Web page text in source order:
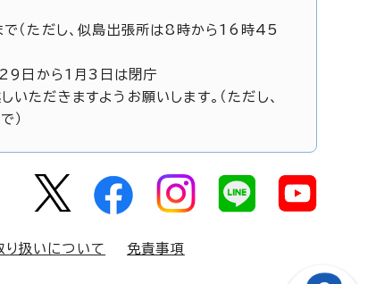
（ただし、似島出張所は8時から16時45
29日から1月3日は閉庁
ただきますようお願いします。（ただし、
）
り扱いについて 免責事項